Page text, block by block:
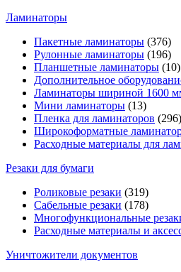
Ламинаторы
Пакетные ламинаторы (376)
Рулонные ламинаторы (196)
Планшетные ламинаторы (10)
Дополнительное
Ламинаторы шириной 1600
Мини ламинаторы (13)
Пленка для ламинаторов (296)
Широкоформатные
Расходные материалы для
Резаки для бумаги
Роликовые резаки (319)
Сабельные резаки (178)
Многофункциональные
Расходные материалы и
Уничтожители документов